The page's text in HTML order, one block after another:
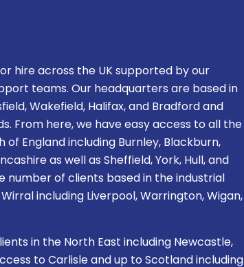
hire across the UK supported by our
teams. Our headquarters are based in
Wakefield, Halifax, and Bradford and
From here, we have easy access to all the
England including Burnley, Blackburn,
as well as Sheffield, York, Hull, and
number of clients based in the industrial
including Liverpool, Warrington, Wigan,
in the North East including Newcastle,
to Carlisle and up to Scotland including